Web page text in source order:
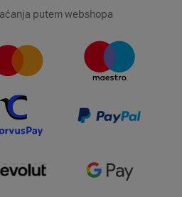
putem webshopa